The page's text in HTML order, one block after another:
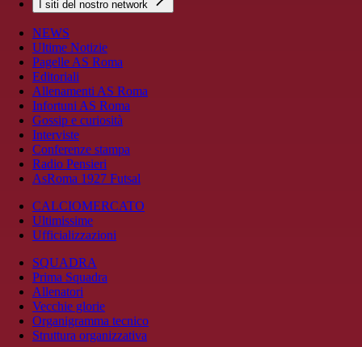
I siti del nostro network
NEWS
Ultime Notizie
Pagelle AS Roma
Editoriali
Allenamenti AS Roma
Infortuni AS Roma
Gossip e curiosità
Interviste
Conferenze stampa
Radio Pensieri
AsRoma 1927 Futsal
CALCIOMERCATO
Ultimissime
Ufficializzazioni
SQUADRA
Prima Squadra
Allenatori
Vecchie glorie
Organigramma tecnico
Struttura organizzativa